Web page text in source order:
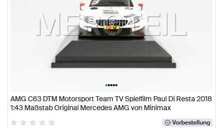
•••••
AMG C63 DTM Motorsport Team TV Spielfilm Paul Di Resta 2018
1:43 Maßstab Original Mercedes AMG von Minimax
Vorbestellung